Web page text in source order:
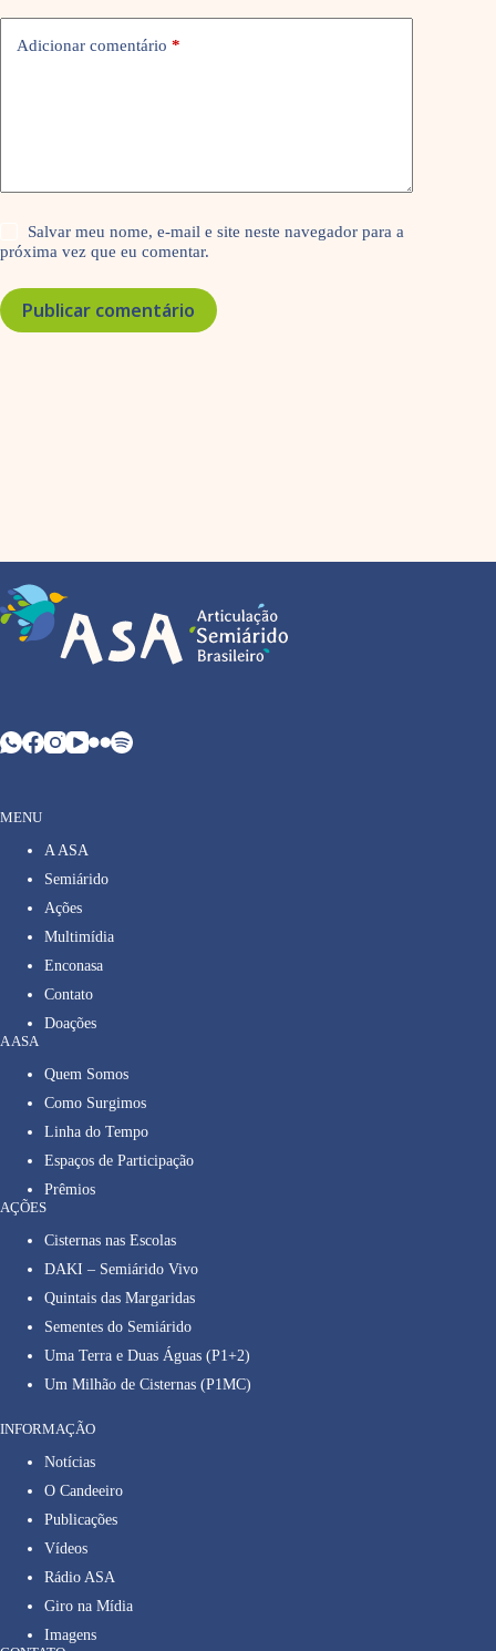
Adicionar comentário *
Salvar meu nome, e-mail e site neste navegador para a
próxima vez que eu comentar.
Publicar comentário
MENU
A ASA
Semiárido
Ações
Multimídia
Enconasa
Contato
Doações
A ASA
Quem Somos
Como Surgimos
Linha do Tempo
Espaços de Participação
Prêmios
AÇÕES
Cisternas nas Escolas
DAKI – Semiárido Vivo
Quintais das Margaridas
Sementes do Semiárido
Uma Terra e Duas Águas (P1+2)
Um Milhão de Cisternas (P1MC)
INFORMAÇÃO
Notícias
O Candeeiro
Publicações
Vídeos
Rádio ASA
Giro na Mídia
Imagens